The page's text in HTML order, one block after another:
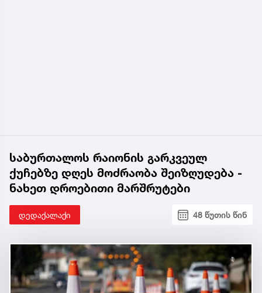
საბურთალოს რაიონის გარკვეულ
ქუჩებზე დღეს მოძრაობა შეიზღუდება -
ნახეთ დროებითი მარშრუტები
დედაქალაქი 48 წუთის წინ